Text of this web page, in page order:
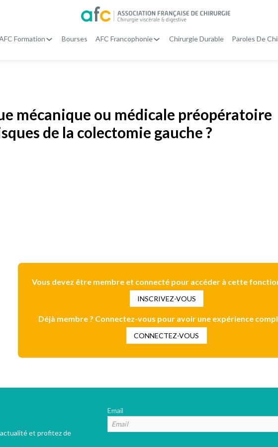
Formation Bourses AFC Francophonie Chirurgie Durable Paroles De
mécanique ou médicale préopératoire
de la colectomie gauche ?
Vous devez être membre et connecté pour accéder à cette
INSCRIVEZ-VOUS
Déjà membre ? Connectez-vous pour avoir une expérience
CONNECTEZ-VOUS
et profitez de
Email